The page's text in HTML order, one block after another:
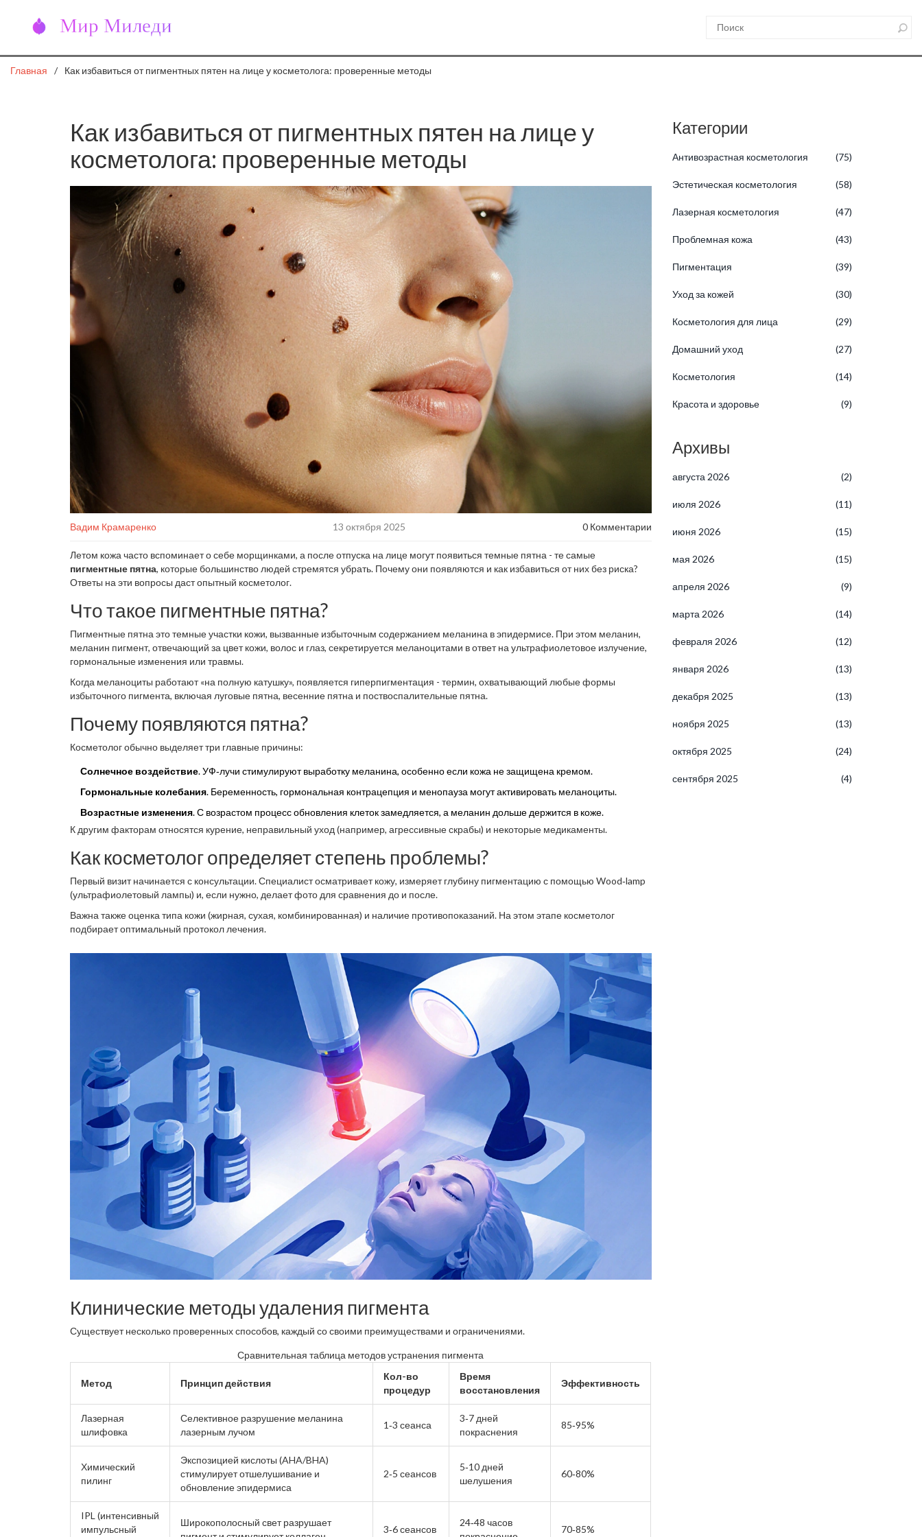
Главная Как избавиться от пигментных пятен на лице у косметолога: проверенные методы
Как избавиться от пигментных пятен на лице у
косметолога: проверенные методы
Вадим Крамаренко 13 октября 2025 0 Комментарии
Летом кожа часто вспоминает о себе морщинками, а после отпуска на лице могут появиться темные пятна - те самые
пигментные пятна, которые большинство людей стремятся убрать. Почему они появляются и как избавиться от них без риска?
Ответы на эти вопросы даст опытный косметолог.
Что такое пигментные пятна?
Пигментные пятна это темные участки кожи, вызванные избыточным содержанием меланина в эпидермисе. При этом меланин,
меланин пигмент, отвечающий за цвет кожи, волос и глаз, секретируется меланоцитами в ответ на ультрафиолетовое излучение,
гормональные изменения или травмы.
Когда меланоциты работают «на полную катушку», появляется гиперпигментация - термин, охватывающий любые формы
избыточного пигмента, включая луговые пятна, весенние пятна и поствоспалительные пятна.
Почему появляются пятна?
Косметолог обычно выделяет три главные причины:
Солнечное воздействие. УФ‑лучи стимулируют выработку меланина, особенно если кожа не защищена кремом.
Гормональные колебания. Беременность, гормональная контрацепция и менопауза могут активировать меланоциты.
Возрастные изменения. С возрастом процесс обновления клеток замедляется, а меланин дольше держится в коже.
К другим факторам относятся курение, неправильный уход (например, агрессивные скрабы) и некоторые медикаменты.
Как косметолог определяет степень проблемы?
Первый визит начинается с консультации. Специалист осматривает кожу, измеряет глубину пигментацию с помощью Wood‑lamp
(ультрафиолетовый лампы) и, если нужно, делает фото для сравнения до и после.
Важна также оценка типа кожи (жирная, сухая, комбинированная) и наличие противопоказаний. На этом этапе косметолог
подбирает оптимальный протокол лечения.
Клинические методы удаления пигмента
Существует несколько проверенных способов, каждый со своими преимуществами и ограничениями.
Сравнительная таблица методов устранения пигмента
Метод Принцип действия
Кол-во
процедур
Время
восстановления
Эффективность
Лазерная
шлифовка
Селективное разрушение меланина
лазерным лучом
1‑3 сеанса
3‑7 дней
покраснения
85‑95%
Химический
пилинг
Экспозицией кислоты (AHA/BHA)
стимулирует отшелушивание и
обновление эпидермиса
2‑5 сеансов
5‑10 дней
шелушения
60‑80%
IPL (интенсивный
импульсный
Широкополосный свет разрушает
3‑6 сеансов
24‑48 часов
70‑85%
Категории
Антивозрастная косметология (75)
Эстетическая косметология (58)
Лазерная косметология (47)
Проблемная кожа (43)
Пигментация (39)
Уход за кожей (30)
Косметология для лица (29)
Домашний уход (27)
Косметология (14)
Красота и здоровье (9)
Архивы
августа 2026 (2)
июля 2026 (11)
июня 2026 (15)
мая 2026 (15)
апреля 2026 (9)
марта 2026 (14)
февраля 2026 (12)
января 2026 (13)
декабря 2025 (13)
ноября 2025 (13)
октября 2025 (24)
сентября 2025 (4)